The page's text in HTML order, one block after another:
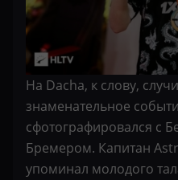
На Dacha, к слову,
знаменательное
сфотографировался с
Бремером. Капитан
упоминал молодого